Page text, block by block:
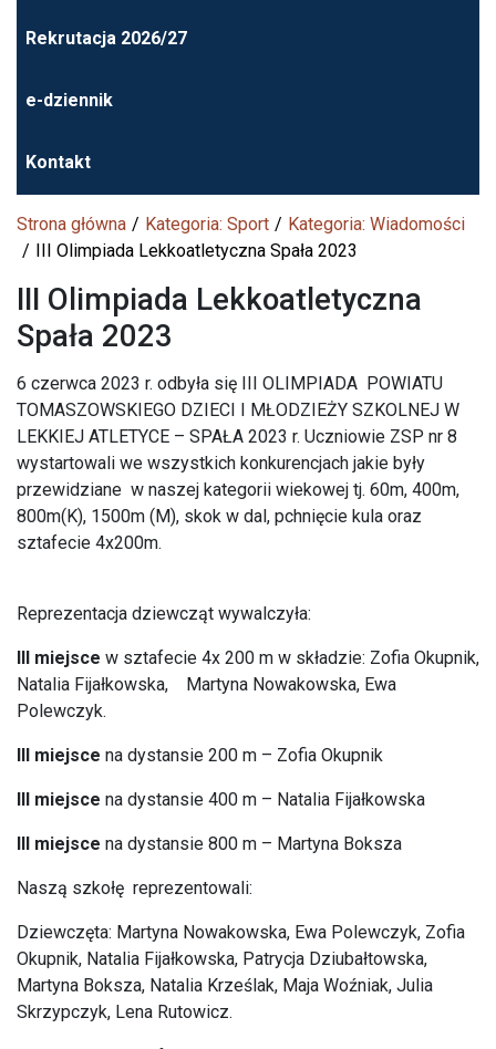
Rekrutacja 2026/27
e-dziennik
Kontakt
Strona główna Kategoria: Sport
Kategoria: Wiadomości
III Olimpiada Lekkoatletyczna Spała 2023
III Olimpiada Lekkoatletyczna
Spała 2023
6 czerwca 2023 r. odbyła się III OLIMPIADA POWIATU
TOMASZOWSKIEGO DZIECI I MŁODZIEŻY SZKOLNEJ W
LEKKIEJ ATLETYCE – SPAŁA 2023 r. Uczniowie ZSP nr 8
wystartowali we wszystkich konkurencjach jakie były
przewidziane w naszej kategorii wiekowej tj. 60m, 400m,
800m(K), 1500m (M), skok w dal, pchnięcie kula oraz
sztafecie 4x200m.
Reprezentacja dziewcząt wywalczyła:
III miejsce w sztafecie 4x 200 m w składzie: Zofia Okupnik,
Natalia Fijałkowska, Martyna Nowakowska, Ewa
Polewczyk.
III miejsce na dystansie 200 m – Zofia Okupnik
III miejsce na dystansie 400 m – Natalia Fijałkowska
III miejsce na dystansie 800 m – Martyna Boksza
Naszą szkołę reprezentowali:
Dziewczęta: Martyna Nowakowska, Ewa Polewczyk, Zofia
Okupnik, Natalia Fijałkowska, Patrycja Dziubałtowska,
Martyna Boksza, Natalia Krześlak, Maja Woźniak, Julia
Skrzypczyk, Lena Rutowicz.